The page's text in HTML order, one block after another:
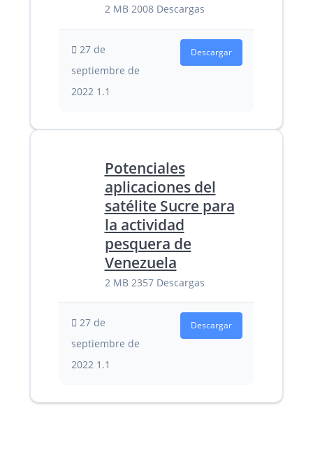
2 MB 2008 Descargas
27 de
septiembre de
2022 1.1
Descargar
Potenciales
aplicaciones del
satélite Sucre para
la actividad
pesquera de
Venezuela
2 MB 2357 Descargas
27 de
septiembre de
2022 1.1
Descargar